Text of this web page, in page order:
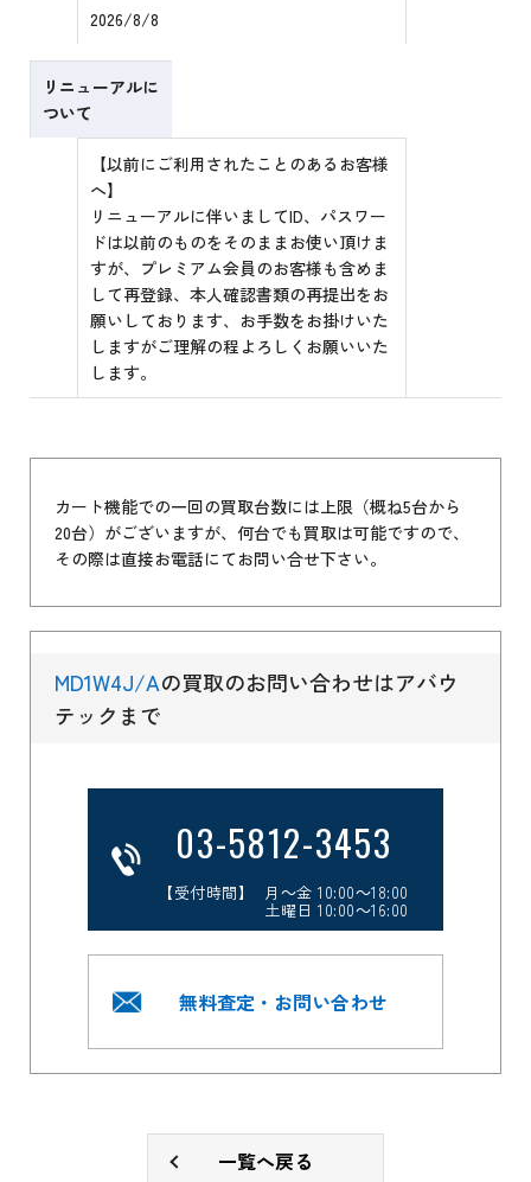
2026/8/8
リニューアルに
ついて
【以前にご利用されたことのあるお客様
へ】
リニューアルに伴いましてID、パスワー
ドは以前のものをそのままお使い頂けま
すが、プレミアム会員のお客様も含めま
して再登録、本人確認書類の再提出をお
願いしております、お手数をお掛けいた
しますがご理解の程よろしくお願いいた
します。
カート機能での一回の買取台数には上限（概ね5台から
20台）がございますが、何台でも買取は可能ですので、
その際は直接お電話にてお問い合せ下さい。
MD1W4J/Aの買取のお問い合わせはアバウ
テックまで
03-5812-3453
【受付時間】 月～金 10:00～18:00
土曜日 10:00～16:00
無料査定・お問い合わせ
一覧へ戻る